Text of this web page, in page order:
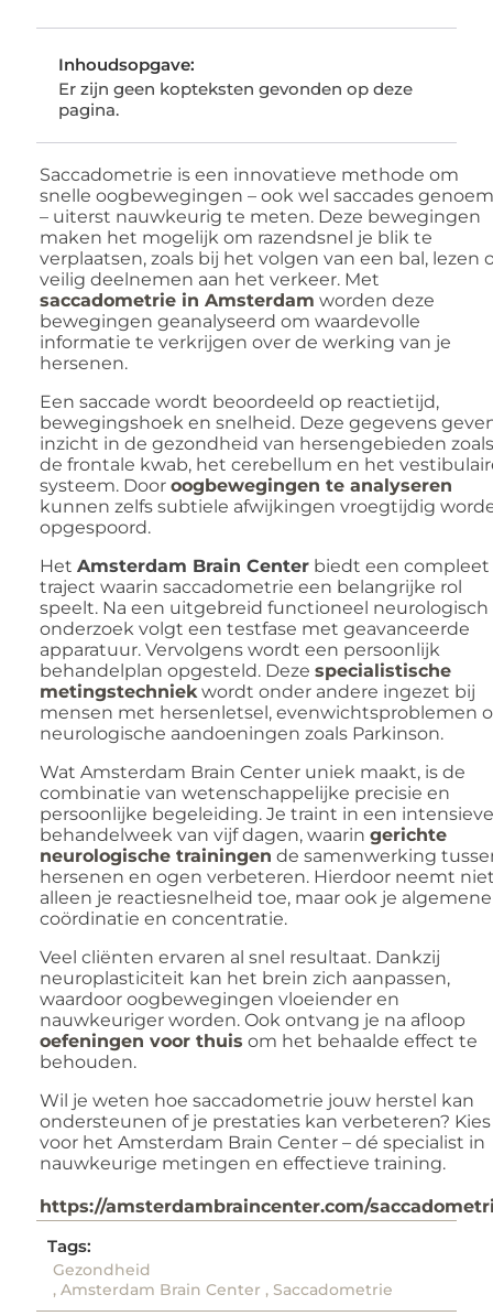
Inhoudsopgave:
Er zijn geen kopteksten gevonden op deze
pagina.
Saccadometrie is een innovatieve methode om
snelle oogbewegingen – ook wel saccades
– uiterst nauwkeurig te meten. Deze bewegingen
maken het mogelijk om razendsnel je blik te
verplaatsen, zoals bij het volgen van een bal, lezen
veilig deelnemen aan het verkeer. Met
saccadometrie in Amsterdam worden deze
bewegingen geanalyseerd om waardevolle
informatie te verkrijgen over de werking van je
hersenen.
Een saccade wordt beoordeeld op reactietijd,
bewegingshoek en snelheid. Deze gegevens
inzicht in de gezondheid van hersengebieden zoals
de frontale kwab, het cerebellum en het
systeem. Door oogbewegingen te analyseren
kunnen zelfs subtiele afwijkingen vroegtijdig
opgespoord.
Het Amsterdam Brain Center biedt een compleet
traject waarin saccadometrie een belangrijke rol
speelt. Na een uitgebreid functioneel neurologisch
onderzoek volgt een testfase met geavanceerde
apparatuur. Vervolgens wordt een persoonlijk
behandelplan opgesteld. Deze specialistische
metingstechniekwordt onder andere ingezet bij
mensen met hersenletsel, evenwichtsproblemen
neurologische aandoeningen zoals Parkinson.
Wat Amsterdam Brain Center uniek maakt, is de
combinatie van wetenschappelijke precisie en
persoonlijke begeleiding. Je traint in een intensieve
behandelweek van vijf dagen, waarin gerichte
neurologische trainingen de samenwerking
hersenen en ogen verbeteren. Hierdoor neemt
alleen je reactiesnelheid toe, maar ook je algemene
coördinatie en concentratie.
Veel cliënten ervaren al snel resultaat. Dankzij
neuroplasticiteit kan het brein zich aanpassen,
waardoor oogbewegingen vloeiender en
nauwkeuriger worden. Ook ontvang je na afloop
oefeningen voor thuis om het behaalde effect te
behouden.
Wil je weten hoe saccadometrie jouw herstel kan
ondersteunen of je prestaties kan verbeteren? Kies
voor het Amsterdam Brain Center – dé specialist in
nauwkeurige metingen en effectieve training.
https://amsterdambraincenter.com/
Tags:
Gezondheid
, Amsterdam Brain Center , Saccadometrie